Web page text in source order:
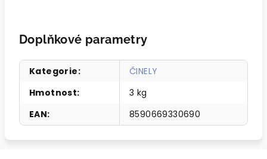
Doplňkové parametry
Kategorie:
ČINELY
Hmotnost:
3 kg
EAN: 8590669330690